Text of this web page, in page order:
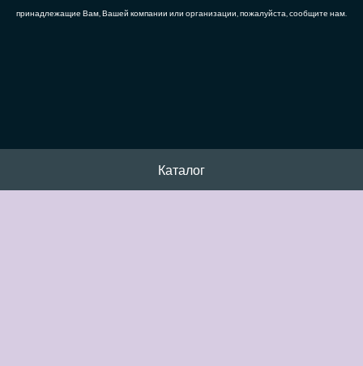
принадлежащие Вам, Вашей компании или организации, пожалуйста, сообщите нам.
Каталог